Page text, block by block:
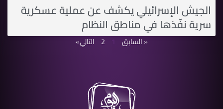
الجيش الإسرائيلي يكشف عن عملية عسكرية
سرية نفّذها في مناطق النظام
« السابق 1
2 التالي»